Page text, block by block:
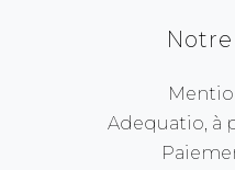
Adequatio, à